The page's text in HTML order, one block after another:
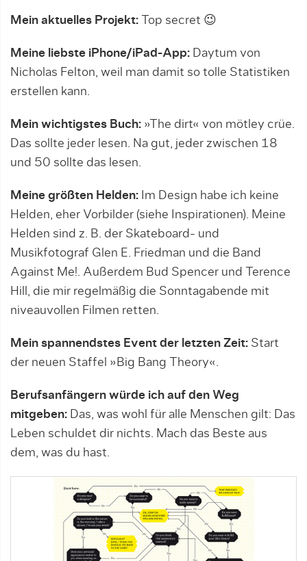
Mein aktuelles Projekt: Top secret 😉
Meine liebste iPhone/iPad-App: Daytum von
Nicholas Felton, weil man damit so tolle Statistiken
erstellen kann.
Mein wichtigstes Buch: »The dirt« von mötley crüe.
Das sollte jeder lesen. Na gut, jeder zwischen 18
und 50 sollte das lesen.
Meine größten Helden: Im Design habe ich keine
Helden, eher Vorbilder (siehe Inspirationen). Meine
Helden sind z. B. der Skateboard- und
Musikfotograf Glen E. Friedman und die Band
Against Me!. Außerdem Bud Spencer und Terence
Hill, die mir regelmäßig die Sonntagabende mit
niveauvollen Filmen retten.
Mein spannendstes Event der letzten Zeit: Start
der neuen Staffel »Big Bang Theory«.
Berufsanfängern würde ich auf den Weg
mitgeben: Das, was wohl für alle Menschen gilt: Das
Leben schuldet dir nichts. Mach das Beste aus
dem, was du hast.